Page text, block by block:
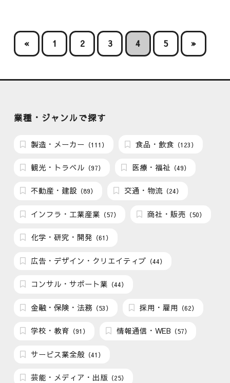
« 1 2 3 4 5 »
業種・ジャンルで探す
製造・メーカー （111） 食品・飲食 （123）
観光・トラベル （97） 医療・福祉 （49）
不動産・建設 （89） 交通・物流 （24）
インフラ・工業産業 （57） 商社・販売 （50）
化学・研究・開発 （61）
広告・デザイン・クリエイティブ （44）
コンサル・サポート業 （44）
金融・保険・法務 （53） 採用・雇用 （62）
学校・教育 （91） 情報通信・WEB （57）
サービス業全般 （41）
芸能・メディア・出版 （25）